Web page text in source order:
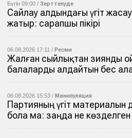
Бүгін 09:00 / Зерттелуде
Сайлау алдындағы үгіт
жатыр: сарапшы пікірі
06.08.2026 17:11 / Ресми
Жалған сыйлықтан зиянды
балаларды алдайтын бес
06.08.2026 15:53 / Манипуляция
Партияның үгіт материалын
бола ма: заңда не көзделген